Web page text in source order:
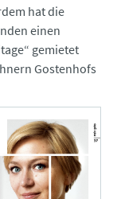
hat die
einen
gemietet
Gostenhofs